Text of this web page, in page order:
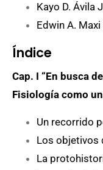
Kayo D. Ávila
Edwin A. Maxi
Índice
Cap. I “En busca
Fisiología como
Un recorrido
Los objetivos
La